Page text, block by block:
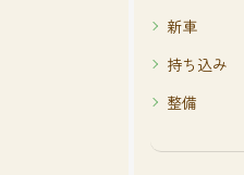
新車
持ち込み
整備